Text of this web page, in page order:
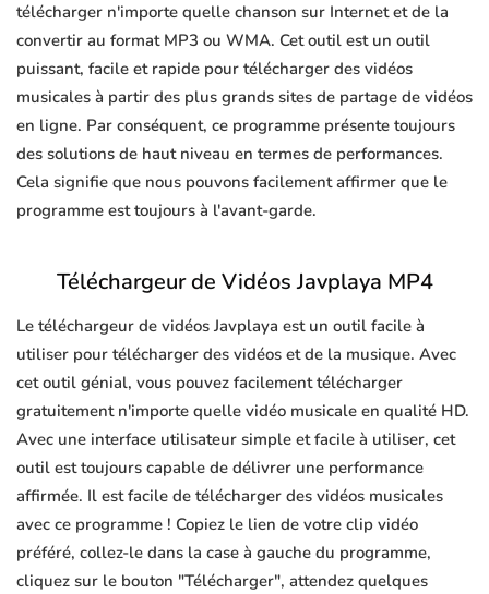
télécharger n'importe quelle chanson sur Internet et de la
convertir au format MP3 ou WMA. Cet outil est un outil
puissant, facile et rapide pour télécharger des vidéos
musicales à partir des plus grands sites de partage de vidéos
en ligne. Par conséquent, ce programme présente toujours
des solutions de haut niveau en termes de performances.
Cela signifie que nous pouvons facilement affirmer que le
programme est toujours à l'avant-garde.
Téléchargeur de Vidéos Javplaya MP4
Le téléchargeur de vidéos Javplaya est un outil facile à
utiliser pour télécharger des vidéos et de la musique. Avec
cet outil génial, vous pouvez facilement télécharger
gratuitement n'importe quelle vidéo musicale en qualité HD.
Avec une interface utilisateur simple et facile à utiliser, cet
outil est toujours capable de délivrer une performance
affirmée. Il est facile de télécharger des vidéos musicales
avec ce programme ! Copiez le lien de votre clip vidéo
préféré, collez-le dans la case à gauche du programme,
cliquez sur le bouton "Télécharger", attendez quelques